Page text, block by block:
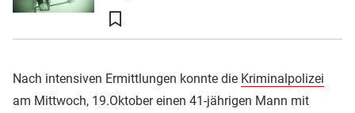
Nach intensiven Ermittlungen konnte die Kriminalpolizei
am Mittwoch, 19.Oktober einen 41-jährigen Mann mit